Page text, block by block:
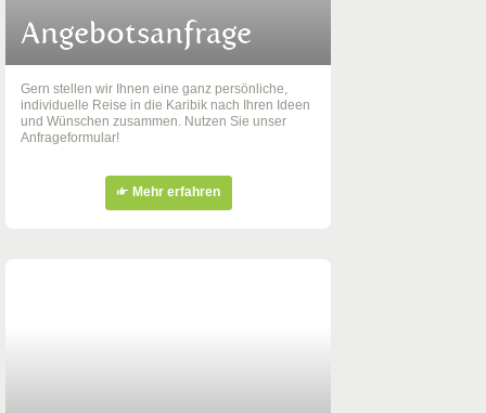
Angebotsanfrage
Gern stellen wir Ihnen eine ganz persönliche,
individuelle Reise in die Karibik nach Ihren Ideen
und Wünschen zusammen. Nutzen Sie unser
Anfrageformular!
Mehr erfahren